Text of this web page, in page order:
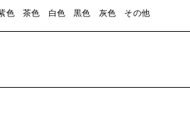
色 茶色 白色 黒色 灰色 その他